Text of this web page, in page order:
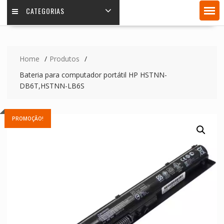
CATEGORIAS
Home
Produtos
Bateria para computador portátil HP HSTNN-
DB6T,HSTNN-LB6S
PROMOÇÃO!